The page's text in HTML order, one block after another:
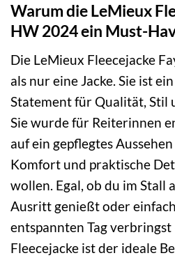
Warum die LeMieux
HW 2024 ein Must-
Die LeMieux Fleecejacke
als nur eine Jacke. Sie ist
Statement für Qualität, Stil
Sie wurde für Reiterinnen
auf ein gepflegtes
Komfort und praktische
wollen. Egal, ob du im Stall
Ausritt genießt oder
entspannten Tag verbringst
Fleecejacke ist der ideale